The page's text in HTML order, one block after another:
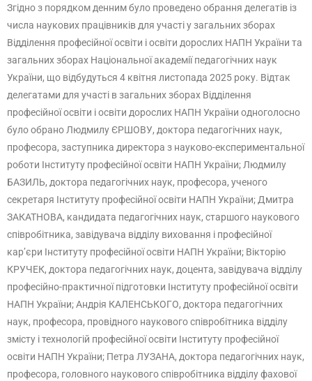
Згідно з порядком денним було проведено обрання делегатів із
числа наукових працівників для участі у загальних зборах
Відділення професійної освіти і освіти дорослих НАПН України та
загальних зборах Національної академії педагогічних наук
України, що відбудуться 4 квітня листопада 2025 року. Відтак
делегатами для участі в загальних зборах Відділення
професійної освіти і освіти дорослих НАПН України одноголосно
було обрано Людмилу ЄРШОВУ, доктора педагогічних наук,
професора, заступника директора з науково-експериментальної
роботи Інституту професійної освіти НАПН України; Людмилу
БАЗИЛЬ, доктора педагогічних наук, професора, ученого
секретаря Інституту професійної освіти НАПН України; Дмитра
ЗАКАТНОВА, кандидата педагогічних наук, старшого наукового
співробітника, завідувача відділу виховання і професійної
кар’єри Інституту професійної освіти НАПН України; Вікторію
КРУЧЕК, доктора педагогічних наук, доцента, завідувача відділу
професійно-практичної підготовки Інституту професійної освіти
НАПН України; Андрія КАЛЕНСЬКОГО, доктора педагогічних
наук, професора, провідного наукового співробітника відділу
змісту і технологій професійної освіти Інституту професійної
освіти НАПН України; Петра ЛУЗАНА, доктора педагогічних наук,
професора, головного наукового співробітника відділу фахової